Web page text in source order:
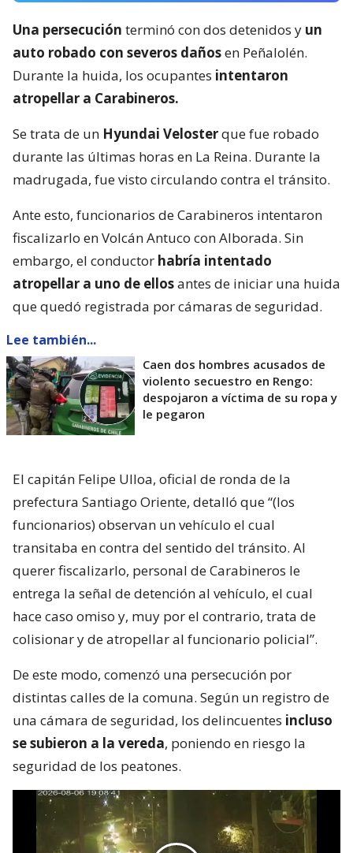
Una persecución terminó con dos detenidos y un
auto robado con severos dañosen Peñalolén.
Durante la huida, los ocupantes intentaron
atropellar a Carabineros.
Se trata de un Hyundai Velosterque fue robado
durante las últimas horas en La Reina. Durante la
madrugada, fue visto circulando contra el tránsito.
Ante esto, funcionarios de Carabineros intentaron
fiscalizarlo en Volcán Antuco con Alborada. Sin
embargo, el conductor habría intentado
atropellar a uno de ellosantes de iniciar una huida
que quedó registrada por cámaras de seguridad.
Lee también...
Caen dos hombres acusados de
violento secuestro en Rengo:
despojaron a víctima de su ropa y
le pegaron
El capitán Felipe Ulloa, oficial de ronda de la
prefectura Santiago Oriente, detalló que “(los
funcionarios) observan un vehículo el cual
transitaba en contra del sentido del tránsito. Al
querer fiscalizarlo, personal de Carabineros le
entrega la señal de detención al vehículo, el cual
hace caso omiso y, muy por el contrario, trata de
colisionar y de atropellar al funcionario policial”.
De este modo, comenzó una persecución por
distintas calles de la comuna. Según un registro de
una cámara de seguridad, los delincuentes incluso
se subieron a la vereda, poniendo en riesgo la
seguridad de los peatones.